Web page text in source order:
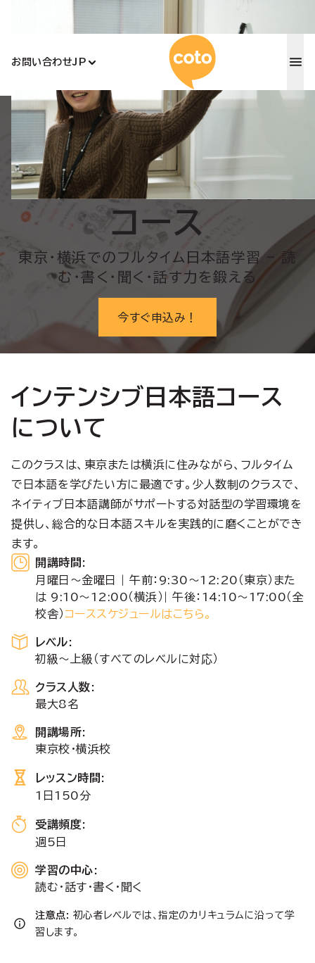
お問い合わせJP コトアカ
/インテンシブ日本語コース
インテンシブ日本語
コース
東京・横浜でのフルタイム日本語学習 – 読
む・書く・聞く・話す力を鍛える
今すぐ申込み！
インテンシブ日本語コース
について
このクラスは、東京または横浜に住みながら、フルタイム
で日本語を学びたい方に最適です。少人数制のクラスで、
ネイティブ日本語講師がサポートする対話型の学習環境を
提供し、総合的な日本語スキルを実践的に磨くことができ
ます。
開講時間 :
月曜日〜金曜日 | 午前：9:30〜12:20（東京）また
は 9:10〜12:00（横浜）| 午後：14:10〜17:00（全
校舎） コーススケジュールはこちら。
レベル:
初級～上級（すべてのレベルに対応）
クラス人数:
最大8名
開講場所:
東京校・横浜校
レッスン時間:
1日150分
受講頻度:
週5日
学習の中心:
読む・話す・書く・聞く
注意点: 初心者レベルでは、指定のカリキュラムに沿って学
習します。